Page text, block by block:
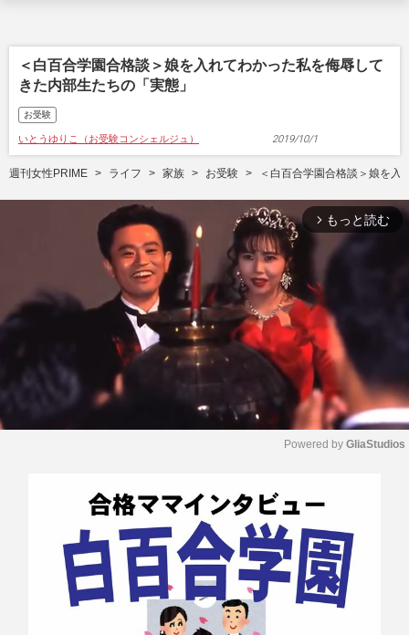
＜白百合学園合格談＞娘を入れてわかった私を侮辱して
きた内部生たちの「実態」
お受験
いとうゆりこ（お受験コンシェルジュ） 2019/10/1
週刊女性PRIME ライフ 家族 お受験 ＜白百合学園合格談＞娘を入
arrow_forward_ios もっと読む
e
Powered by GliaStudios